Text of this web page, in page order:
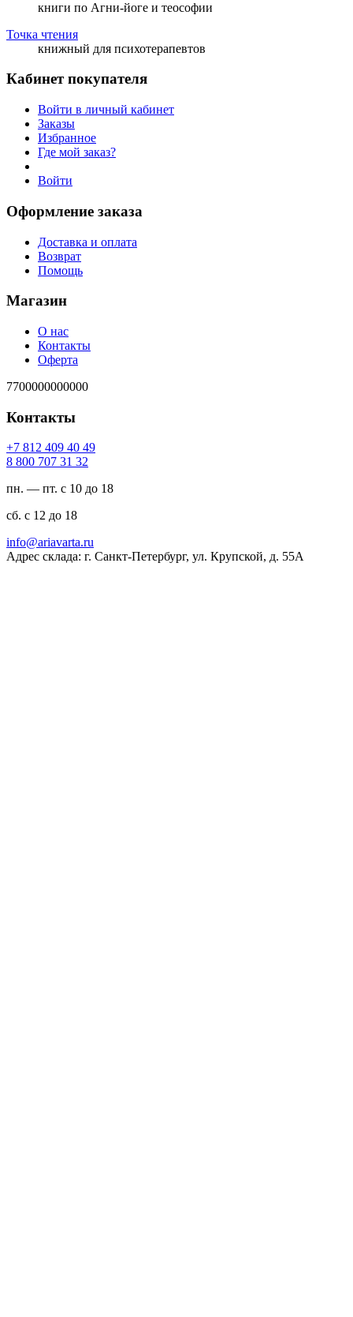
книги по Агни-йоге и теософии
Точка чтения
книжный для психотерапевтов
Кабинет покупателя
Войти в личный кабинет
Заказы
Избранное
Где мой заказ?
Войти
Оформление заказа
Доставка и оплата
Возврат
Помощь
Магазин
О нас
Контакты
Оферта
7700000000000
Контакты
94 04 904 218 7+
23 13 707 008 8
пн. — пт. с 10 до 18
сб. с 12 до 18
ur.atravaira@ofni
Адрес склада: г. Санкт-Петербург, ул. Крупской, д. 55А